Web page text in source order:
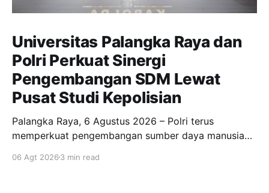
Universitas Palangka Raya dan
Polri Perkuat Sinergi
Pengembangan SDM Lewat
Pusat Studi Kepolisian
Palangka Raya, 6 Agustus 2026 – Polri terus
memperkuat pengembangan sumber daya manusia
Raya yang telah dibentuk pada 10 Maret 2026.
06 Agt 2026 3 min read